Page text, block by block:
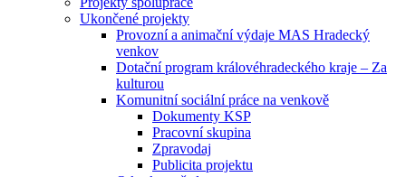
Ukončené projekty
Provozní a animační výdaje MAS Hradecký
venkov
Dotační program královéhradeckého kraje – Za
kulturou
Komunitní sociální práce na venkově
Dokumenty KSP
Pracovní skupina
Zpravodaj
Publicita projektu